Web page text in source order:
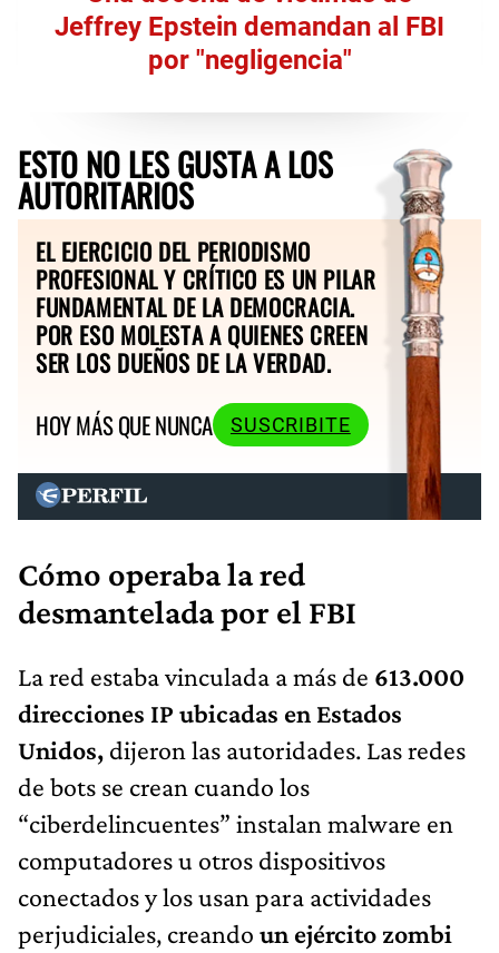
Jeffrey Epstein demandan al FBI
por "negligencia"
ESTO NO LES GUSTA A LOS
AUTORITARIOS
EL EJERCICIO DEL PERIODISMO
PROFESIONAL Y CRÍTICO ES UN PILAR
FUNDAMENTAL DE LA DEMOCRACIA.
POR ESO MOLESTA A QUIENES CREEN
SER LOS DUEÑOS DE LA VERDAD.
HOY MÁS QUE NUNCA
SUSCRIBITE
Cómo operaba la red
desmantelada por el FBI
La red estaba vinculada a más de 613.000
direcciones IP ubicadas en Estados
Unidos, dijeron las autoridades. Las redes
de bots se crean cuando los
“ciberdelincuentes” instalan malware en
computadores u otros dispositivos
conectados y los usan para actividades
perjudiciales, creando un ejército zombi